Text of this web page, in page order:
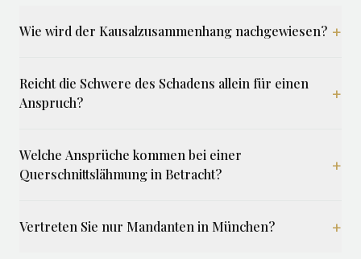
Wie wird der Kausalzusammenhang nachgewiesen? +
Reicht die Schwere des Schadens allein für einen
Anspruch?
+
Welche Ansprüche kommen bei einer
Querschnittslähmung in Betracht?
+
Vertreten Sie nur Mandanten in München? +